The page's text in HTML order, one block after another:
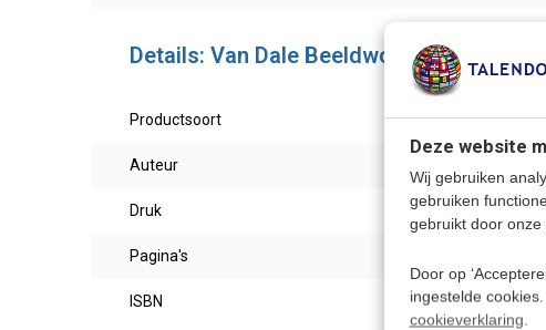
Deze website
Wij gebruiken
gebruiken
gebruikt door
Door op
ingestelde
cookieverklaring.
Details: Van Dale Beeldwoordenboek
Productsoort Leerboek
Auteur
Druk augustus
Pagina's
ISBN